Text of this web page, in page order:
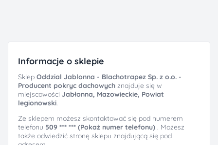
Informacje o sklepie
Sklep Oddzial Jablonna - Blachotrapez Sp. z o.o. -
Producent pokryc dachowych znajduje się w
miejscowości Jabłonna, Mazowieckie, Powiat
legionowski.
Ze sklepem możesz skontaktować się pod numerem
telefonu 509 *** *** (Pokaż numer telefonu) . Możesz
także odwiedzić stronę sklepu znajdującą się pod